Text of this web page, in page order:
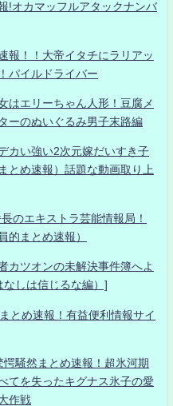
!オカマッフルアタックナンバ
報！！大帝イタチにラリアッ
パイルドライバー
エリーちゃん人形！豆腐メ
ーのぬいぐるみ男子末路編
カい強い2次元嫁だいすき子
とめ速報）話題な動画取り上
のエキストラ芸能情報局！
的まとめ速報）
カツオンの未解決事件簿へよ
しは信じるな編）]
め速報！有益便利情報サイ
騒然まとめ速報！超氷河期
てを失ったキグナス氷子の愛
作戦